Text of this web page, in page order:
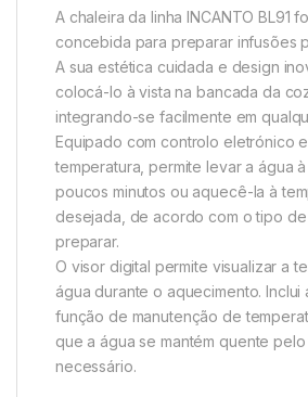
A chaleira da linha INCANTO BL91
concebida para preparar infusões
A sua estética cuidada e design
colocá-lo à vista na bancada da
integrando-se facilmente em
Equipado com controlo eletrónico
temperatura, permite levar a água
poucos minutos ou aquecê-la à
desejada, de acordo com o tipo de
preparar.
O visor digital permite visualizar a
água durante o aquecimento. Inclui
função de manutenção de
que a água se mantém quente
necessário.